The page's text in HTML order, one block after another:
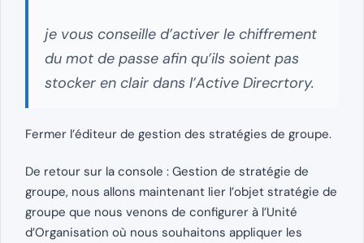
je vous conseille d’activer le chiffrement
du mot de passe afin qu’ils soient pas
stocker en clair dans l’Active Direcrtory.
Fermer l’éditeur de gestion des stratégies de groupe.
De retour sur la console : Gestion de stratégie de
groupe, nous allons maintenant lier l’objet stratégie de
groupe que nous venons de configurer à l’Unité
d’Organisation où nous souhaitons appliquer les